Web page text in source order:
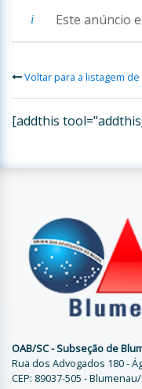
Este anúncio
Voltar para a listagem
[addthis
OAB/SC - Subseção de
Rua dos Advogados 180 -
CEP: 89037-505 -